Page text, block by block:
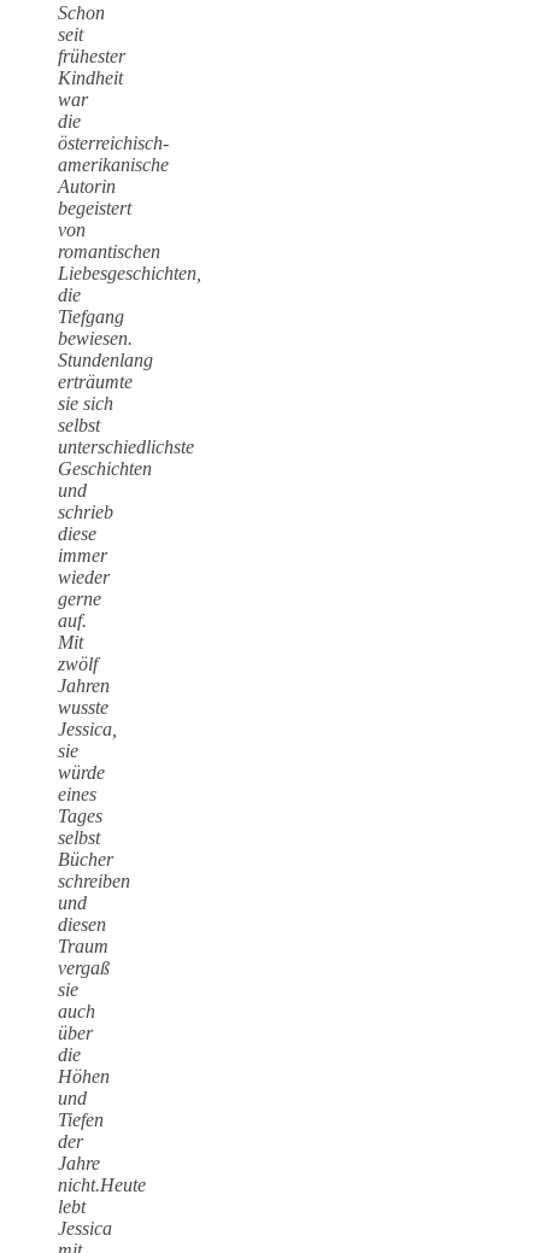
Schon
seit
frühester
Kindheit
war
die
österreichisch-
amerikanische
Autorin
begeistert
von
romantischen
Liebesgeschichten,
die
Tiefgang
bewiesen.
Stundenlang
erträumte
sie sich
selbst
unterschiedlichste
Geschichten
und
schrieb
diese
immer
wieder
gerne
auf.
Mit
zwölf
Jahren
wusste
Jessica,
sie
würde
eines
Tages
selbst
Bücher
schreiben
und
diesen
Traum
vergaß
sie
auch
über
die
Höhen
und
Tiefen
der
Jahre
nicht.Heute
lebt
Jessica